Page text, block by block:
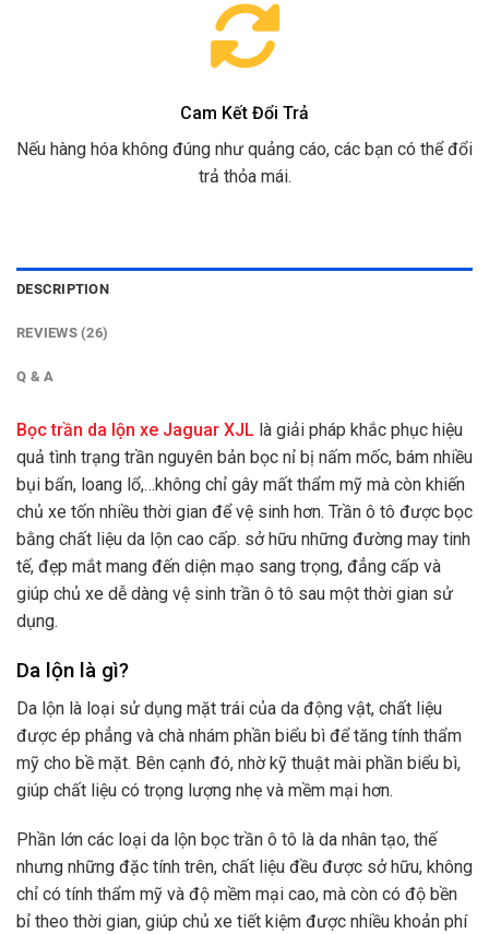
Cam Kết Đổi Trả
Nếu hàng hóa không đúng như quảng cáo, các bạn có thể đổi
trả thỏa mái.
DESCRIPTION
REVIEWS (26)
Q & A
Bọc trần da lộn xe Jaguar XJL là giải pháp khắc phục hiệu
quả tình trạng trần nguyên bản bọc nỉ bị nấm mốc, bám nhiều
bụi bẩn, loang lổ,…không chỉ gây mất thẩm mỹ mà còn khiến
chủ xe tốn nhiều thời gian để vệ sinh hơn. Trần ô tô được bọc
bằng chất liệu da lộn cao cấp. sở hữu những đường may tinh
tế, đẹp mắt mang đến diện mạo sang trọng, đẳng cấp và
giúp chủ xe dễ dàng vệ sinh trần ô tô sau một thời gian sử
dụng.
Da lộn là gì?
Da lộn là loại sử dụng mặt trái của da động vật, chất liệu
được ép phẳng và chà nhám phần biểu bì để tăng tính thẩm
mỹ cho bề mặt. Bên cạnh đó, nhờ kỹ thuật mài phần biểu bì,
giúp chất liệu có trọng lượng nhẹ và mềm mại hơn.
Phần lớn các loại da lộn bọc trần ô tô là da nhân tạo, thế
nhưng những đặc tính trên, chất liệu đều được sở hữu, không
chỉ có tính thẩm mỹ và độ mềm mại cao, mà còn có độ bền
bỉ theo thời gian, giúp chủ xe tiết kiệm được nhiều khoản phí